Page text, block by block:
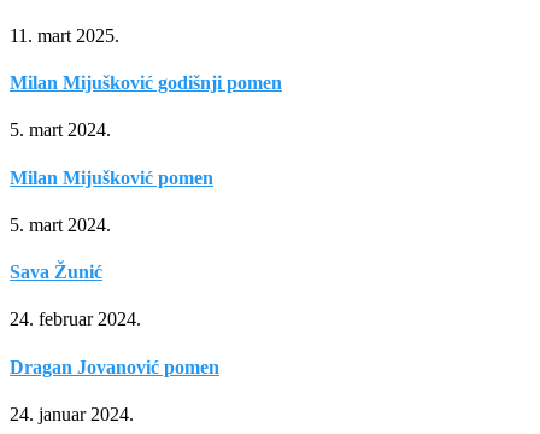
11. mart 2025.
Milan Mijušković godišnji pomen
5. mart 2024.
Milan Mijušković pomen
5. mart 2024.
Sava Žunić
24. februar 2024.
Dragan Jovanović pomen
24. januar 2024.